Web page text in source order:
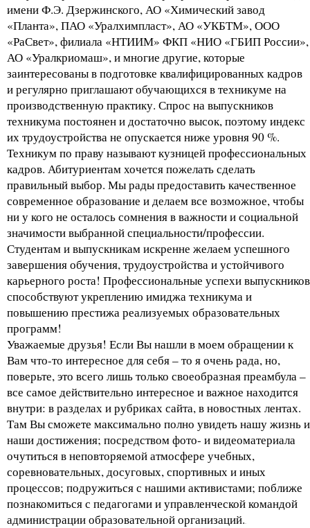
имени Ф.Э. Дзержинского, АО «Химический завод
«Планта», ПАО «Уралхимпласт», АО «УКБТМ», ООО
«РаСвет», филиала «НТИИМ» ФКП «НИО «ГБИП России»,
АО «Уралкриомаш», и многие другие, которые
заинтересованы в подготовке квалифицированных кадров
и регулярно приглашают обучающихся в техникуме на
производственную практику. Спрос на выпускников
техникума постоянен и достаточно высок, поэтому индекс
их трудоустройства не опускается ниже уровня 90 %.
Техникум по праву называют кузницей профессиональных
кадров. Абитуриентам хочется пожелать сделать
правильный выбор. Мы рады предоставить качественное
современное образование и делаем все возможное, чтобы
ни у кого не осталось сомнения в важности и социальной
значимости выбранной специальности/профессии.
Студентам и выпускникам искренне желаем успешного
завершения обучения, трудоустройства и устойчивого
карьерного роста! Профессиональные успехи выпускников
способствуют укреплению имиджа техникума и
повышению престижа реализуемых образовательных
программ!
Уважаемые друзья! Если Вы нашли в моем обращении к
Вам что-то интересное для себя – то я очень рада, но,
поверьте, это всего лишь только своеобразная преамбула –
все самое действительно интересное и важное находится
внутри: в разделах и рубриках сайта, в новостных лентах.
Там Вы сможете максимально полно увидеть нашу жизнь и
наши достижения; посредством фото- и видеоматериала
очутиться в неповторяемой атмосфере учебных,
соревновательных, досуговых, спортивных и иных
процессов; подружиться с нашими активистами; поближе
познакомиться с педагогами и управленческой командой
администрации образовательной организаций.